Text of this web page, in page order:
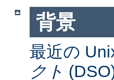
背景
最近の
クト